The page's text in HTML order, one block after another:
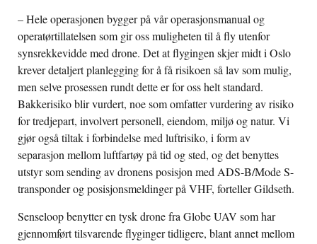
– Hele operasjonen bygger på vår operasjonsmanual og
operatørtillatelsen som gir oss muligheten til å fly utenfor
synsrekkevidde med drone. Det at flygingen skjer midt i Oslo
krever detaljert planlegging for å få risikoen så lav som mulig,
men selve prosessen rundt dette er for oss helt standard.
Bakkerisiko blir vurdert, noe som omfatter vurdering av risiko
for tredjepart, involvert personell, eiendom, miljø og natur. Vi
gjør også tiltak i forbindelse med luftrisiko, i form av
separasjon mellom luftfartøy på tid og sted, og det benyttes
utstyr som sending av dronens posisjon med ADS-B/Mode S-
transponder og posisjonsmeldinger på VHF, forteller Gildseth.
Senseloop benytter en tysk drone fra Globe UAV som har
gjennomført tilsvarende flyginger tidligere, blant annet mellom